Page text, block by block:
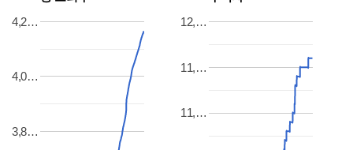
3,8…
4,0…
4,2…
11,…
11,…
12,…